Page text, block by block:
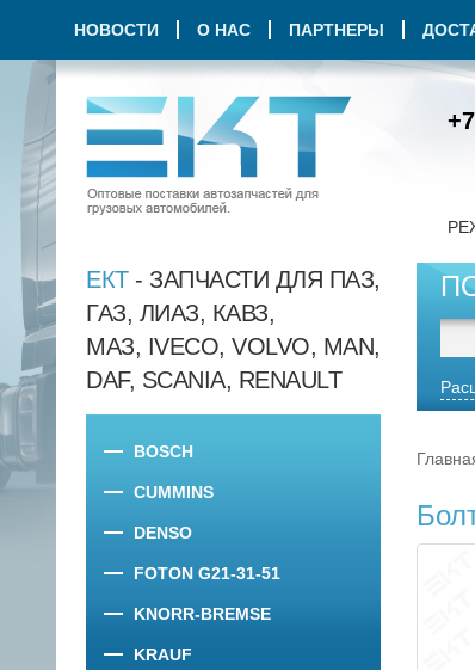
НОВОСТИ О НАС ПАРТНЕРЫ
ЕКТ- ЗАПЧАСТИ ДЛЯ ПАЗ,
ГАЗ, ЛИАЗ, КАВЗ,
МАЗ, IVECO, VOLVO, MAN,
DAF, SCANIA, RENAULT
BOSCH
CUMMINS
DENSO
FOTON G21-31-51
KNORR-BREMSE
KRAUF